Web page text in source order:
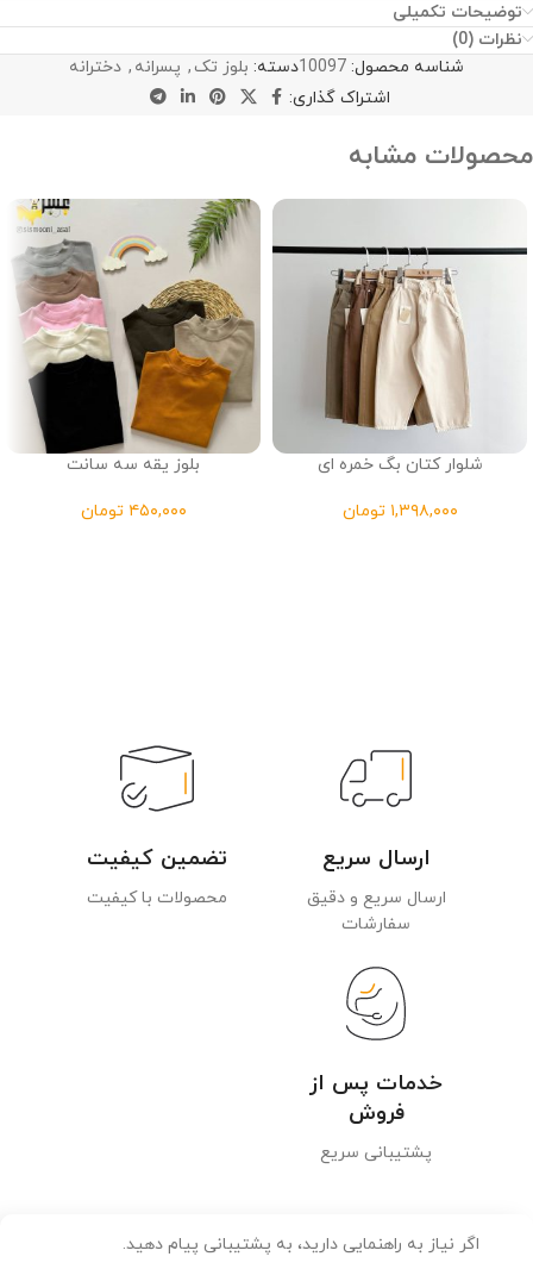
توضیحات تکمیلی
نظرات (0)
شناسه محصول: 10097دسته: بلوز تک , پسرانه , دخترانه
اشتراک گذاری:
محصولات مشابه
شلوار کتان بگ خمره ای
تومان
بلوز یقه سه سانت
تومان
ارسال سریع
ارسال سریع و دقیق
سفارشات
تضمین کیفیت
محصولات با کیفیت
خدمات پس از
فروش
پشتیبانی سریع
اگر نیاز به راهنمایی دارید، به پشتیبانی پیام دهید.